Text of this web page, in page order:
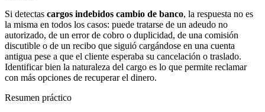
Si detectas cargos indebidos cambio de banco, la respuesta no es
la misma en todos los casos: puede tratarse de un adeudo no
autorizado, de un error de cobro o duplicidad, de una comisión
discutible o de un recibo que siguió cargándose en una cuenta
antigua pese a que el cliente esperaba su cancelación o traslado.
Identificar bien la naturaleza del cargo es lo que permite reclamar
con más opciones de recuperar el dinero.
Resumen práctico